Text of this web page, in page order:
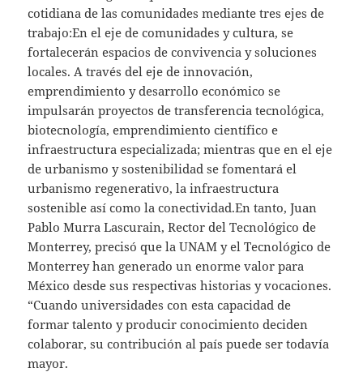
cotidiana de las comunidades mediante tres ejes de
trabajo:En el eje de comunidades y cultura, se
fortalecerán espacios de convivencia y soluciones
locales. A través del eje de innovación,
emprendimiento y desarrollo económico se
impulsarán proyectos de transferencia tecnológica,
biotecnología, emprendimiento científico e
infraestructura especializada; mientras que en el eje
de urbanismo y sostenibilidad se fomentará el
urbanismo regenerativo, la infraestructura
sostenible así como la conectividad.En tanto, Juan
Pablo Murra Lascurain, Rector del Tecnológico de
Monterrey, precisó que la UNAM y el Tecnológico de
Monterrey han generado un enorme valor para
México desde sus respectivas historias y vocaciones.
“Cuando universidades con esta capacidad de
formar talento y producir conocimiento deciden
colaborar, su contribución al país puede ser todavía
mayor.